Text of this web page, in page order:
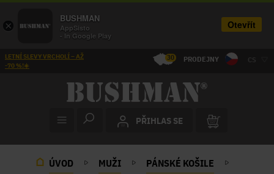
LETNÍ SLEVY VRCHOLÍ – AŽ
-70 %!☀️
30 PRODEJNY CS
PŘIHLAS SE
ÚVOD MUŽI
PÁNSKÉ KOŠILE
×
BUSHMAN
AppSisto
- In Google Play
Otevřít